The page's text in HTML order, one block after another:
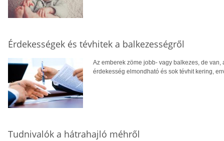
Érdekességek és tévhitek a balkezességről
Az emberek zöme jobb- vagy balkezes, de
érdekesség elmondható és sok tévhit kering,
Tudnivalók a hátrahajló méhről